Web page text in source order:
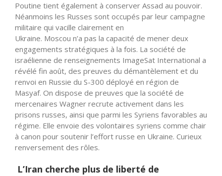
Poutine tient également à conserver Assad au pouvoir.
Néanmoins les Russes sont occupés par leur campagne
militaire qui vacille clairement en
Ukraine. Moscou n’a pas la capacité de mener deux
engagements stratégiques à la fois. La société de
israélienne de renseignements ImageSat International a
révélé fin août, des preuves du démantèlement et du
renvoi en Russie du S-300 déployé en région de
Masyaf. On dispose de preuves que la société de
mercenaires Wagner recrute activement dans les
prisons russes, ainsi que parmi les Syriens favorables au
régime. Elle envoie des volontaires syriens comme chair
à canon pour soutenir l’effort russe en Ukraine. Curieux
renversement des rôles.
L’Iran cherche plus de liberté de